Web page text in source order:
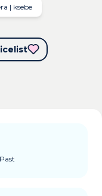
| ksebe
Past